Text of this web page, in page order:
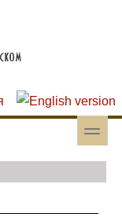
toggle